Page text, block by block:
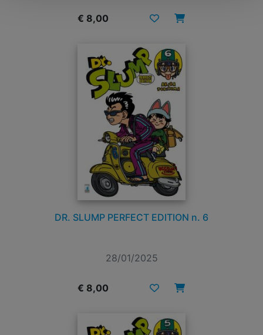
€ 8,00
DR. SLUMP PERFECT EDITION n. 6
28/01/2025
€ 8,00